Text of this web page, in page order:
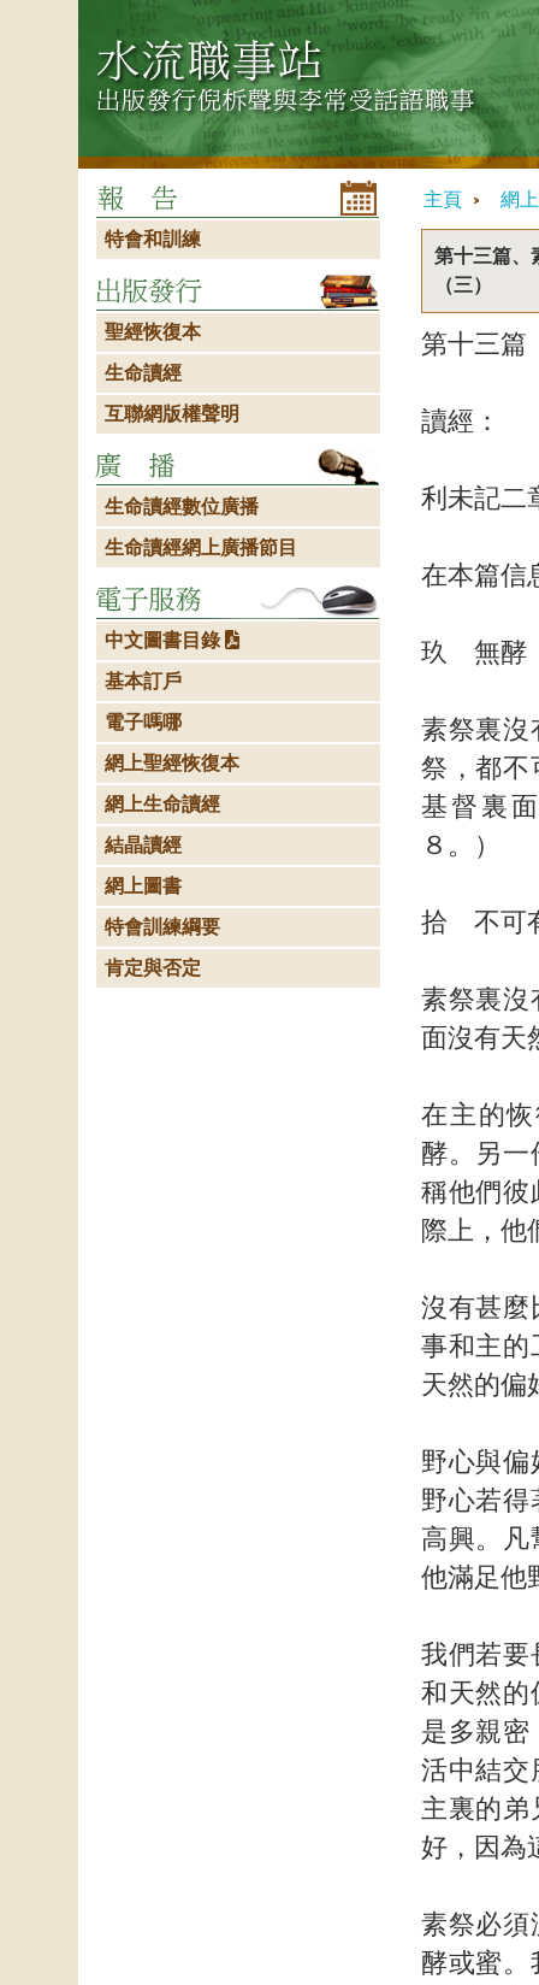
主頁 網
第十三篇、
（三）
第十三篇
讀經：
利未記二
在本篇信
玖 無酵
素祭裏沒
祭，都不
基督裏
拾 不可
素祭裏沒
面沒有天
在主的
酵。另一
稱他們彼
際上，他
沒有甚麼
事和主的
天然的偏
野心與偏
野心若得
高興。凡
他滿足他
我們若要
和天然的
是多親密
活中結交
主裏的弟
好，因為
素祭必須
酵或蜜。
特會和訓練
聖經恢復本
生命讀經
互聯網版權聲明
生命讀經數位廣播
生命讀經網上廣播節目
中文圖書目錄
基本訂戶
電子嗎哪
網上聖經恢復本
網上生命讀經
結晶讀經
網上圖書
特會訓練綱要
肯定與否定